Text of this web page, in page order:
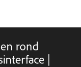
rond
|